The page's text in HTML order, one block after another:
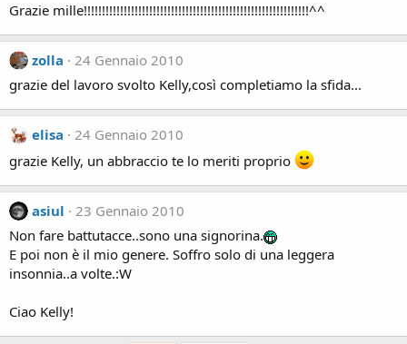
Grazie mille!!!!!!!!!!!!!!!!!!!!!!!!!!!!!!!!!!!!!!!!!!!!!!!!!!!!!!!!!!!!!!^^
zolla
24 Gennaio 2010
grazie del lavoro svolto Kelly,così completiamo la sfida...
elisa
24 Gennaio 2010
grazie Kelly, un abbraccio te lo meriti proprio
asiul
23 Gennaio 2010
Non fare battutacce..sono una signorina.
E poi non è il mio genere. Soffro solo di una leggera
insonnia..a volte.:W
Ciao Kelly!